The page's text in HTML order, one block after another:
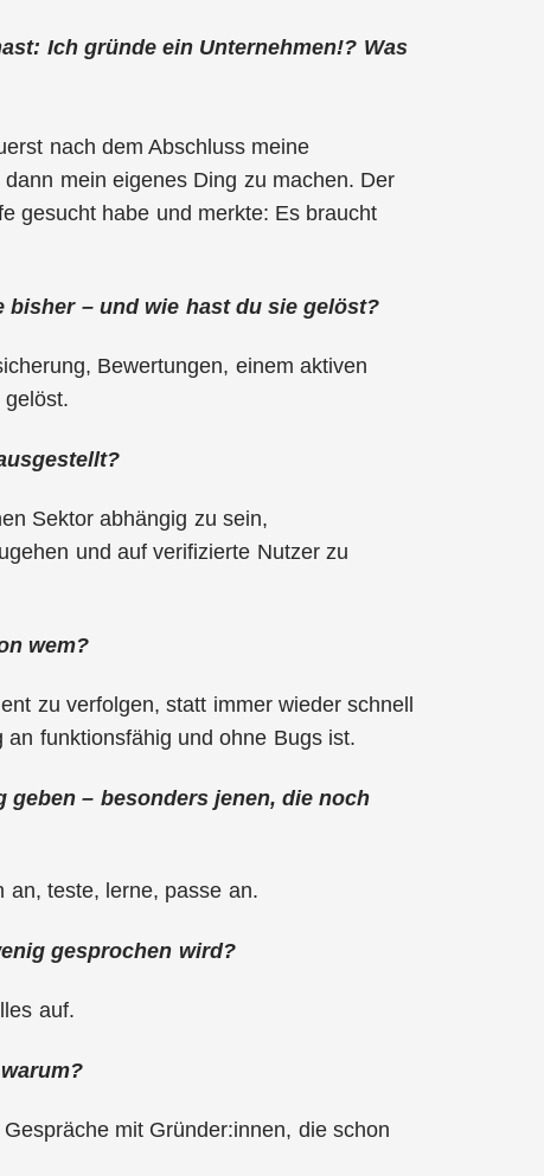
Ich gründe ein Unternehmen!? Was
nach dem Abschluss meine
mein eigenes Ding zu machen. Der
gesucht habe und merkte: Es braucht
bisher – und wie hast du sie gelöst?
Bewertungen, einem aktiven
Sektor abhängig zu sein,
und auf verifizierte Nutzer zu
wem?
zu verfolgen, statt immer wieder schnell
funktionsfähig und ohne Bugs ist.
geben – besonders jenen, die noch
an, teste, lerne, passe an.
gesprochen wird?
auf.
mit Gründer:innen, die schon